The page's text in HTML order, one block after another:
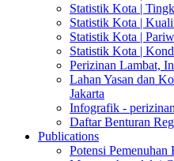
Statistik Kota |
Statistik Kota |
Statistik Kota |
Statistik Kota |
Perizinan Lambat,
Lahan Yasan dan
Jakarta
Infografik -
Daftar Benturan
Publications
Potensi